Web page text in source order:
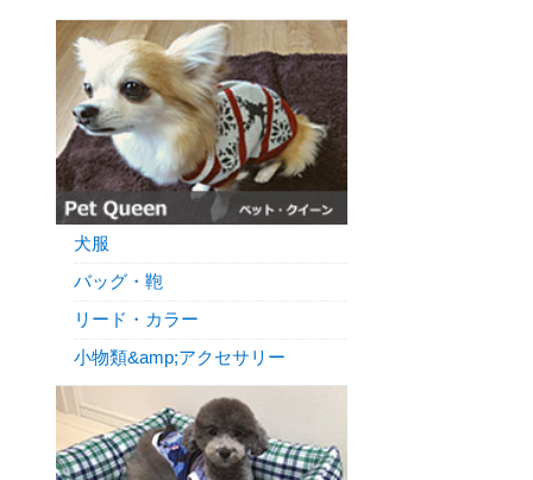
犬服
バッグ・鞄
リード・カラー
小物類&amp;アクセサリー